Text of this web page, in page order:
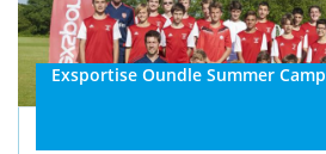
Exsportise Oundle Summer Camp